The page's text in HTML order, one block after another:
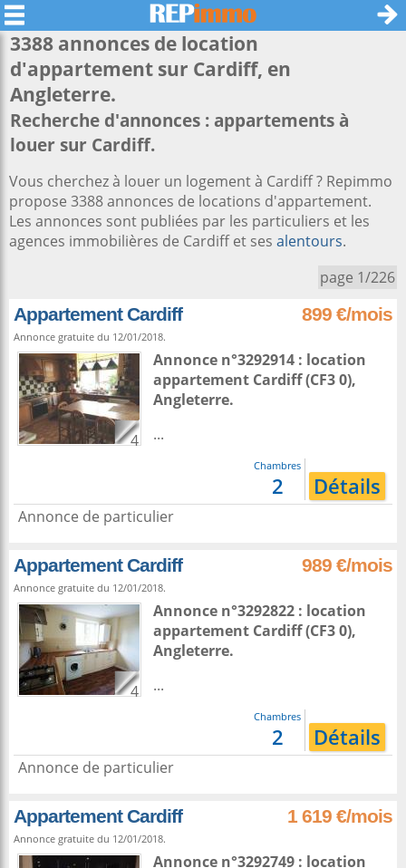
3388 annonces de location
d'appartement sur Cardiff, en
Angleterre.
Recherche d'annonces : appartements à
louer sur Cardiff.
Vous cherchez à louer un logement à Cardiff ? Repimmo
propose 3388 annonces de locations d'appartement.
Les annonces sont publiées par les particuliers et les
agences immobilières de Cardiff et ses alentours.
page 1/226
Appartement Cardiff 899 €/mois
Annonce gratuite du 12/01/2018.
4
Annonce n°3292914 : location
appartement Cardiff(CF3 0),
Angleterre.
...
Chambres
2 Détails
Annonce de particulier
Appartement Cardiff 989 €/mois
Annonce gratuite du 12/01/2018.
4
Annonce n°3292822 : location
appartement Cardiff(CF3 0),
Angleterre.
...
Chambres
2 Détails
Annonce de particulier
Appartement Cardiff 1 619 €/mois
Annonce gratuite du 12/01/2018.
Annonce n°3292749 : location